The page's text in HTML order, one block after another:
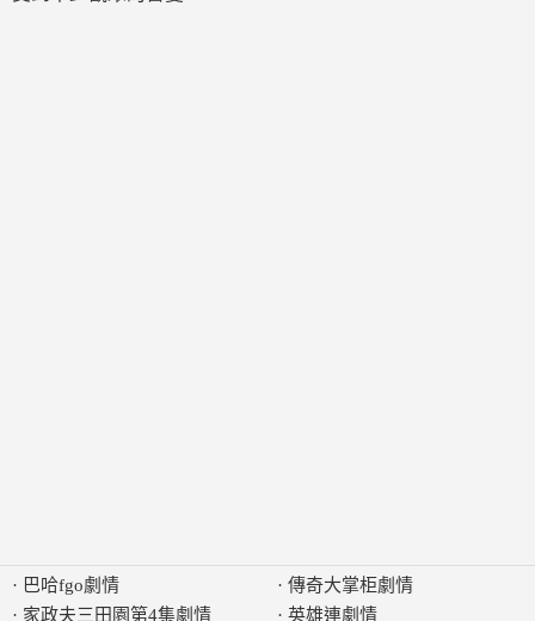
· 巴哈fgo劇情
· 家政夫三田園第4集劇情
· 傳奇大掌柜劇情
· 英雄連劇情